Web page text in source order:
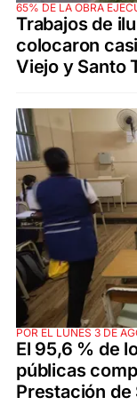
65% DE LA OBRA
Trabajos de
colocaron
Viejo y Santo
POR EL LUNES 3 DE
El 95,6 % de
públicas
Prestación